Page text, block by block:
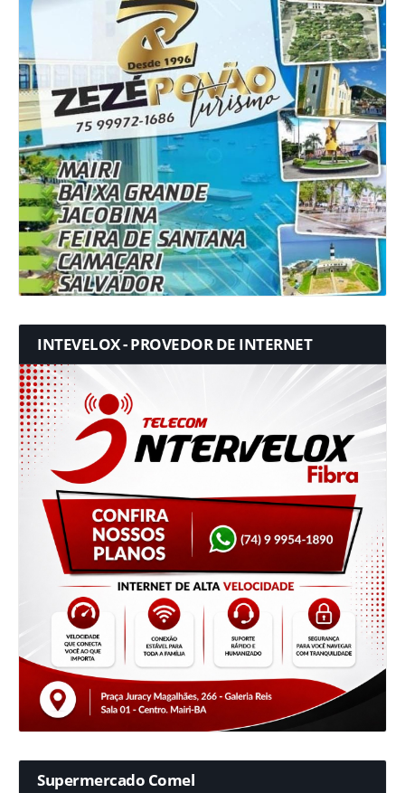
INTEVELOX - PROVEDOR DE INTERNET
Supermercado Comel